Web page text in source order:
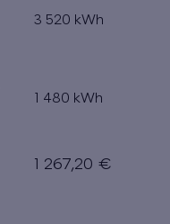
3 520 kWh
1 480 kWh
1 267,20 €